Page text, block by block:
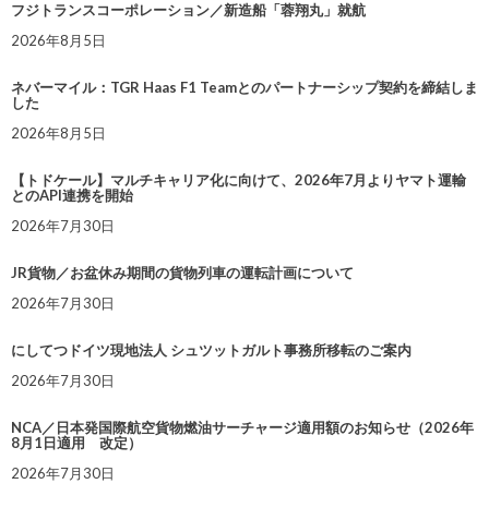
フジトランスコーポレーション／新造船「蓉翔丸」就航
2026年8月5日
ネバーマイル：TGR Haas F1 Teamとのパートナーシップ契約を締結しま
した
2026年8月5日
【トドケール】マルチキャリア化に向けて、2026年7月よりヤマト運輸
とのAPI連携を開始
2026年7月30日
JR貨物／お盆休み期間の貨物列車の運転計画について
2026年7月30日
にしてつドイツ現地法人 シュツットガルト事務所移転のご案内
2026年7月30日
NCA／日本発国際航空貨物燃油サーチャージ適用額のお知らせ（2026年
8月1日適用 改定）
2026年7月30日